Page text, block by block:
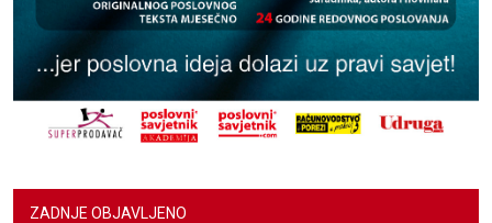
ZADNJE OBJAVLJENO